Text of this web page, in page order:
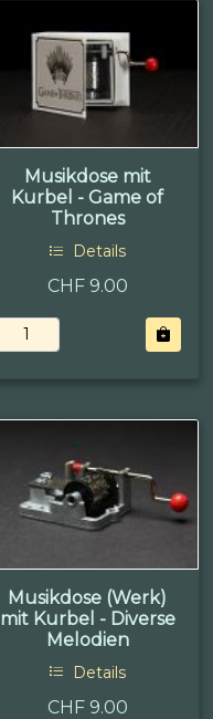
Musikdose mit
Kurbel - Game of
Thrones
Details
CHF 9.00
Musikdose (Werk)
mit Kurbel - Diverse
Melodien
Details
CHF 9.00